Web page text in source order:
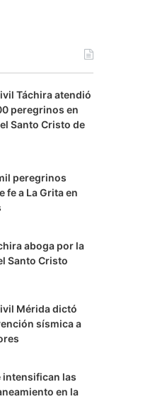
Táchira atendió
peregrinos en
Santo Cristo de
peregrinos
fe a La Grita en
aboga por la
Santo Cristo
Mérida dictó
sísmica a
intensifican las
en la